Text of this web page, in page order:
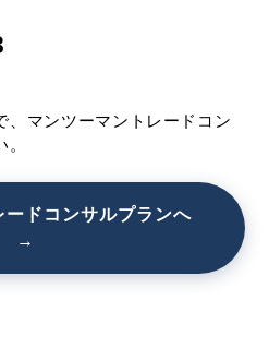
、マンツーマントレードコン
ードコンサルプランへ
→